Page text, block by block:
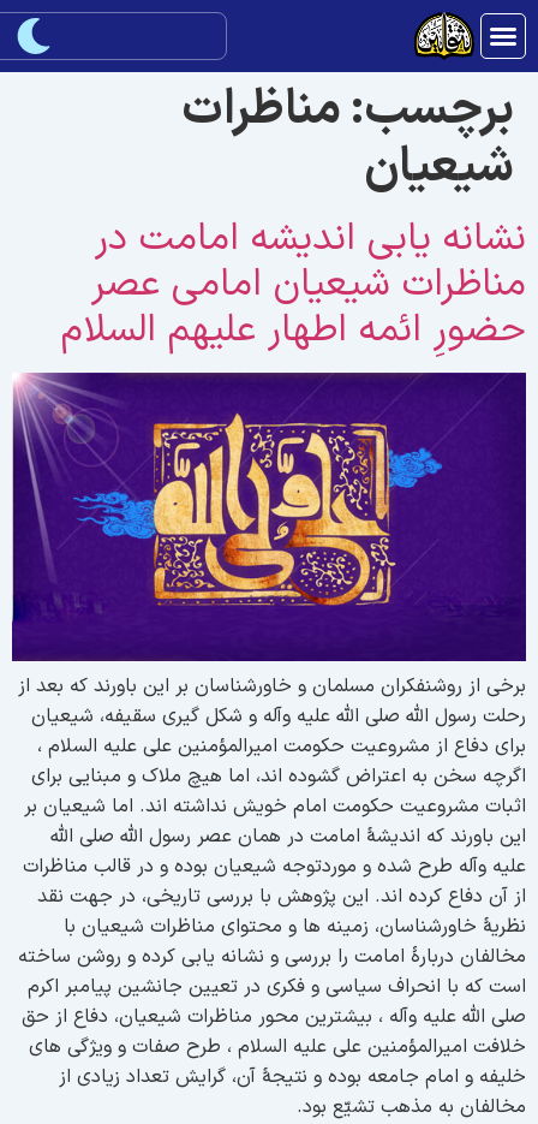
برچسب:مناظرات
شيعيان
يابی انديشه امامت در
شيعيان امامی عصر
ائمه اطهار علیهم السلام
از روشنفکران مسلمان و خاورشناسان بر این باورند که بعد از
رسول الله صلی الله علیه وآله و شکل گیری سقیفه، شیعیان
دفاع از مشروعیت حکومت امیرالمؤمنین علی علیه السلام ،
سخن به اعتراض گشوده اند، اما هیچ ملاک و مبنایی برای
مشروعیت حکومت امام خویش نداشته اند. اما شیعیان بر
باورند که اندیشۀ امامت در همان عصر رسول الله صلی الله
وآله طرح شده و موردتوجه شیعیان بوده و در قالب مناظرات
آن دفاع کرده اند. این پژوهش با بررسی تاریخی، در جهت نقد
خاورشناسان، زمینه ها و محتوای مناظرات شیعیان با
دربارۀ امامت را بررسی و نشانه یابی کرده و روشن ساخته
که با انحراف سیاسی و فکری در تعیین جانشین پیامبر اکرم
الله علیه وآله ، بیشترین محور مناظرات شیعیان، دفاع از حق
امیرالمؤمنین علی علیه السلام ، طرح صفات و ویژگی های
و امام جامعه بوده و نتیجۀ آن، گرایش تعداد زیادی از
به مذهب تشیّع بود.